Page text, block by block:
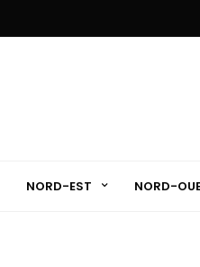
NORD-EST NORD-